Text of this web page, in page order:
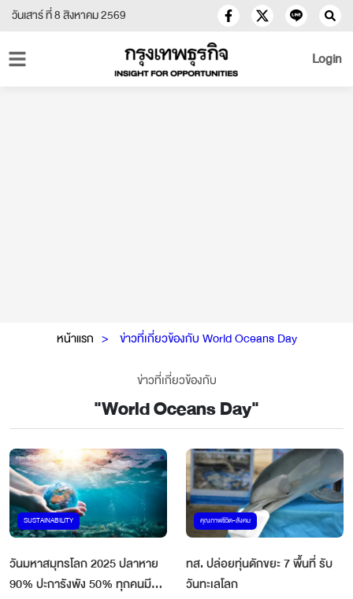
วันเสาร์ ที่ 8 สิงหาคม 2569
Login
หน้าแรก ข่าวที่เกี่ยวข้องกับ World Oceans Day
ข่าวที่เกี่ยวข้องกับ
"World Oceans Day"
SUSTAINABILITY
วันมหาสมุทรโลก 2025 ปลาหาย
90% ปะการังพัง 50% ทุกคนมี
คุณภาพชีวิต-สังคม
ทส. ปล่อยทุ่นดักขยะ 7 พื้นที่ รับ
วันทะเลโลก